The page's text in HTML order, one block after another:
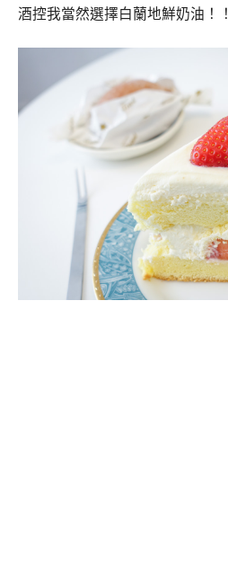
酒控我當然選擇白蘭地鮮奶油！！